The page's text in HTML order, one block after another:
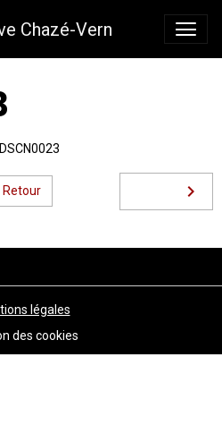
Retour
légales
des cookies